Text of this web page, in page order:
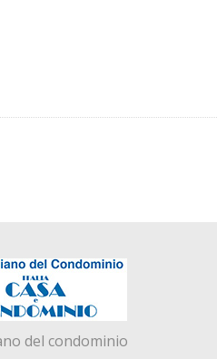
del condominio